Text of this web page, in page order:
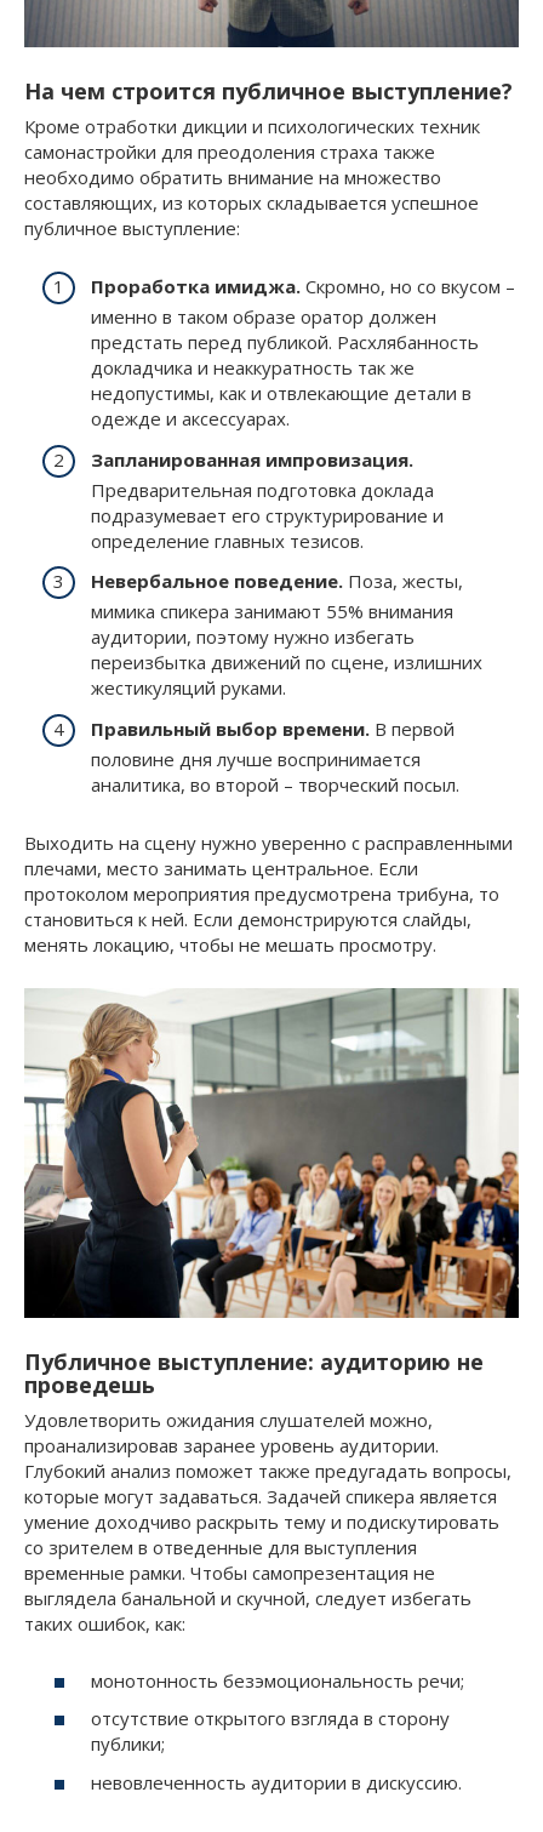
На чем строится публичное выступление?
Кроме отработки дикции и психологических техник
самонастройки для преодоления страха также
необходимо обратить внимание на множество
составляющих, из которых складывается успешное
публичное выступление:
Проработка имиджа. Скромно, но со вкусом –
именно в таком образе оратор должен
предстать перед публикой. Расхлябанность
докладчика и неаккуратность так же
недопустимы, как и отвлекающие детали в
одежде и аксессуарах.
Запланированная импровизация.
Предварительная подготовка доклада
подразумевает его структурирование и
определение главных тезисов.
Невербальное поведение. Поза, жесты,
мимика спикера занимают 55% внимания
аудитории, поэтому нужно избегать
переизбытка движений по сцене, излишних
жестикуляций руками.
Правильный выбор времени. В первой
половине дня лучше воспринимается
аналитика, во второй – творческий посыл.
Выходить на сцену нужно уверенно с расправленными
плечами, место занимать центральное. Если
протоколом мероприятия предусмотрена трибуна, то
становиться к ней. Если демонстрируются слайды,
менять локацию, чтобы не мешать просмотру.
Публичное выступление: аудиторию не
проведешь
Удовлетворить ожидания слушателей можно,
проанализировав заранее уровень аудитории.
Глубокий анализ поможет также предугадать вопросы,
которые могут задаваться. Задачей спикера является
умение доходчиво раскрыть тему и подискутировать
со зрителем в отведенные для выступления
временные рамки. Чтобы самопрезентация не
выглядела банальной и скучной, следует избегать
таких ошибок, как:
монотонность безэмоциональность речи;
отсутствие открытого взгляда в сторону
публики;
невовлеченность аудитории в дискуссию.